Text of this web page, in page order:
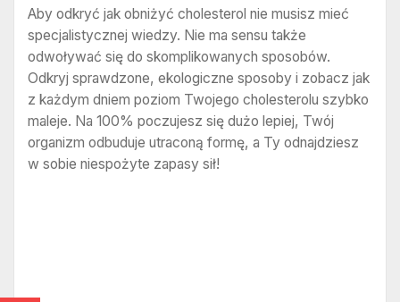
Aby odkryć jak obniżyć cholesterol nie musisz mieć
specjalistycznej wiedzy. Nie ma sensu także
odwoływać się do skomplikowanych sposobów.
Odkryj sprawdzone, ekologiczne sposoby i zobacz jak
z każdym dniem poziom Twojego cholesterolu szybko
maleje. Na 100% poczujesz się dużo lepiej, Twój
organizm odbuduje utraconą formę, a Ty odnajdziesz
w sobie niespożyte zapasy sił!